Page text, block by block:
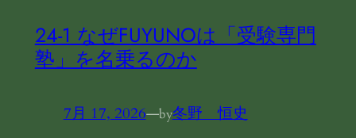
24‐1 なぜFUYUNOは「受験専門
塾」を名乗るのか
7月 17, 2026—by冬野 恒史